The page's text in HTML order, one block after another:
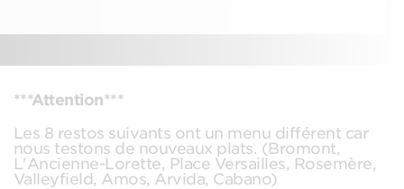
***Attention***
Les 8 restos suivants ont un menu différent car
nous testons de nouveaux plats. (Bromont,
L'Ancienne-Lorette, Place Versailles, Rosemère,
Valleyfield, Amos, Arvida, Cabano)